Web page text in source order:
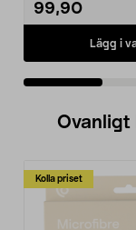
99,90
Lägg i
Ovanligt
Kolla priset